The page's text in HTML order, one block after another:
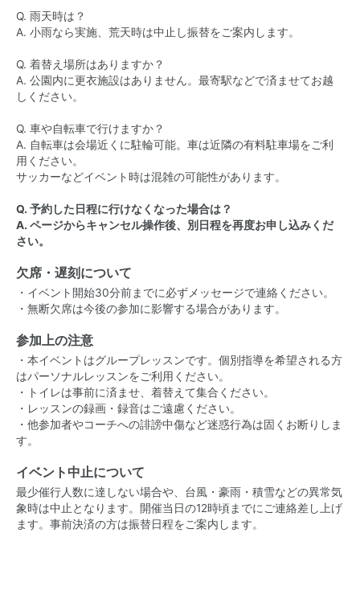
Q. 雨天時は？
A. 小雨なら実施、荒天時は中止し振替をご案内します。
Q. 着替え場所はありますか？
A. 公園内に更衣施設はありません。最寄駅などで済ませてお越
しください。
Q. 車や自転車で行けますか？
A. 自転車は会場近くに駐輪可能。車は近隣の有料駐車場をご利
用ください。
サッカーなどイベント時は混雑の可能性があります。
Q. 予約した日程に行けなくなった場合は？
A. ページからキャンセル操作後、別日程を再度お申し込みくだ
さい。
欠席・遅刻について
・イベント開始30分前までに必ずメッセージで連絡ください。
・無断欠席は今後の参加に影響する場合があります。
参加上の注意
・本イベントはグループレッスンです。個別指導を希望される方
はパーソナルレッスンをご利用ください。
・トイレは事前に済ませ、着替えて集合ください。
・レッスンの録画・録音はご遠慮ください。
・他参加者やコーチへの誹謗中傷など迷惑行為は固くお断りしま
す。
イベント中止について
最少催行人数に達しない場合や、台風・豪雨・積雪などの異常気
象時は中止となります。開催当日の12時頃までにご連絡差し上げ
ます。事前決済の方は振替日程をご案内します。